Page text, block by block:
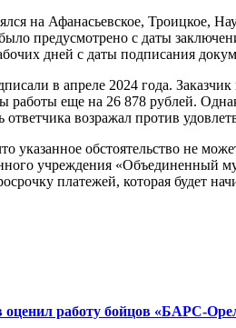
на Афанасьевское, Троицкое,
предусмотрено с даты
дней с даты подписания
в апреле 2024 года.
еще на 26 878 рублей.
ответчика возражал против
указанное обстоятельство не
учреждения «Объединенный
платежей, которая будет
работу бойцов «БАРС-